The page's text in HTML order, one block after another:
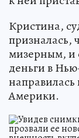
Кристина,
призналась,
мизерным, и
деньги в
Америки.